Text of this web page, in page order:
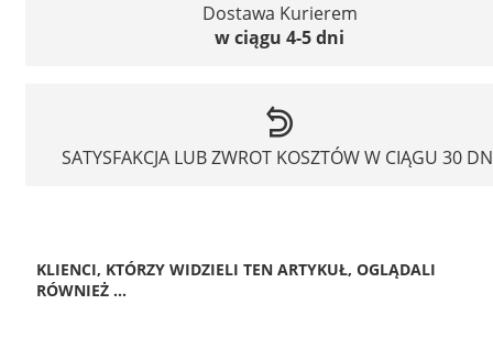
Dostawa Kurierem
w ciągu 4-5 dni
SATYSFAKCJA LUB ZWROT KOSZTÓW W CIĄGU 30
KLIENCI, KTÓRZY WIDZIELI TEN ARTYKUŁ, OGLĄDALI
RÓWNIEŻ ...